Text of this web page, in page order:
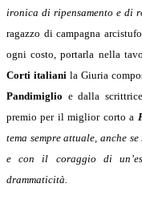
ironica di ripensamento e di
ragazzo di campagna
ogni costo, portarla nella
Corti italianila Giuria
Pandimiglio e dalla scrittrice
premio per il miglior corto a
tema sempre attuale, anche
e con il coraggio di
drammaticità.